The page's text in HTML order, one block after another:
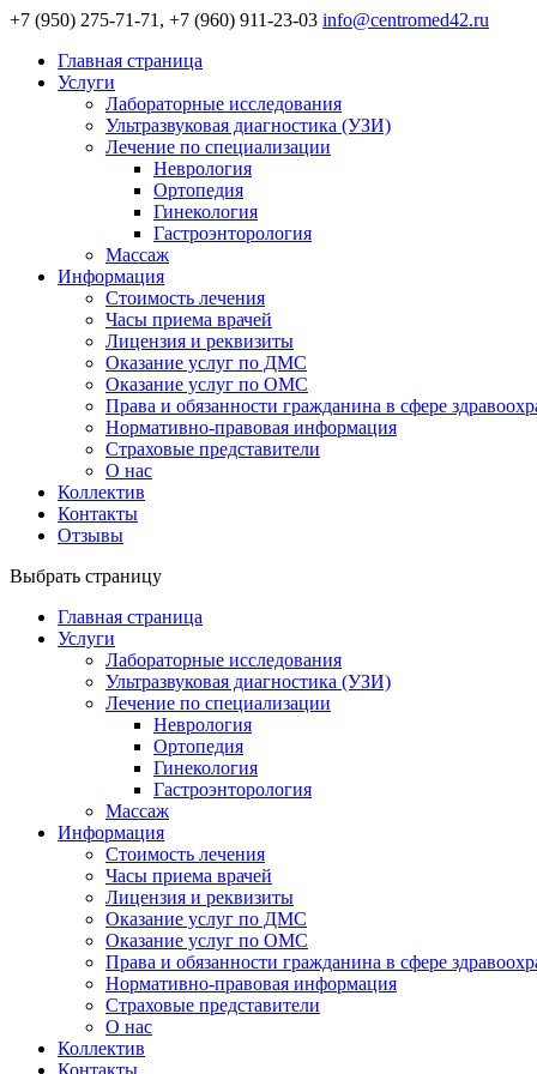
+7 (950) 275-71-71, +7 (960) 911-23-03 info@centromed42.ru
Главная страница
Услуги
Лабораторные исследования
Ультразвуковая диагностика (УЗИ)
Лечение по специализации
Неврология
Ортопедия
Гинекология
Гастроэнторология
Массаж
Информация
Стоимость лечения
Часы приема врачей
Лицензия и реквизиты
Оказание услуг по ДМС
Оказание услуг по ОМС
Права и обязанности гражданина в сфере
Нормативно-правовая информация
Страховые представители
О нас
Коллектив
Контакты
Отзывы
Выбрать страницу
Главная страница
Услуги
Лабораторные исследования
Ультразвуковая диагностика (УЗИ)
Лечение по специализации
Неврология
Ортопедия
Гинекология
Гастроэнторология
Массаж
Информация
Стоимость лечения
Часы приема врачей
Лицензия и реквизиты
Оказание услуг по ДМС
Оказание услуг по ОМС
Права и обязанности гражданина в сфере
Нормативно-правовая информация
Страховые представители
О нас
Коллектив
Контакты